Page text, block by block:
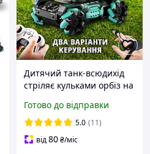
Дитячий танк-всюдихід
стріляє кульками орбіз на
керуванням рукою та
пультом іграшковий водні
кулі
Готово до відправки
5.0 (11)
від80₴/міс